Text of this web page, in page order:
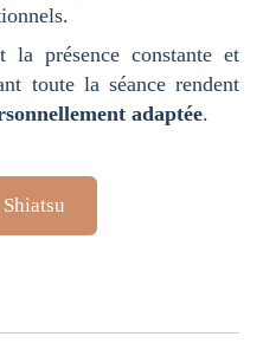
la présence constante et
toute la séance rendent
adaptée.
Shiatsu